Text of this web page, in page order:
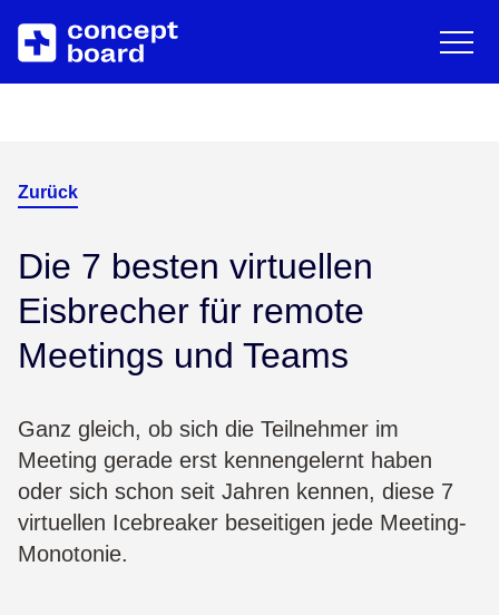
Zum Hauptinhalt springen
Über uns
Kontakt
Downloads/Whitepaper
Zurück
Die 7 besten virtuellen
Eisbrecher für remote
Meetings und Teams
Ganz gleich, ob sich die Teilnehmer im
Meeting gerade erst kennengelernt haben
oder sich schon seit Jahren kennen, diese 7
virtuellen Icebreaker beseitigen jede Meeting-
Monotonie.